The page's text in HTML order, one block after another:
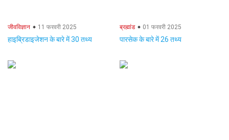
जीवविज्ञान 11 फरवरी 2025
हाइब्रिडाइजेशन के बारे में 30 तथ्य
ब्रह्मांड 01 फरवरी 2025
पारसेक के बारे में 26 तथ्य